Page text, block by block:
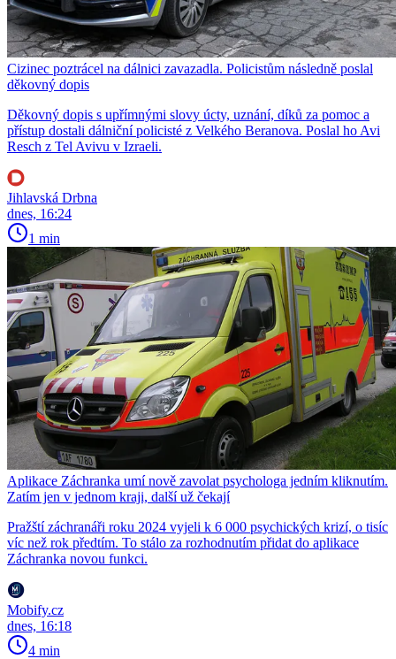
Cizinec poztrácel na dálnici zavazadla. Policistům následně poslal
děkovný dopis
Děkovný dopis s upřímnými slovy úcty, uznání, díků za pomoc a
přístup dostali dálniční policisté z Velkého Beranova. Poslal ho Avi
Resch z Tel Avivu v Izraeli.
Jihlavská Drbna
dnes, 16:24
1 min
Aplikace Záchranka umí nově zavolat psychologa jedním kliknutím.
Zatím jen v jednom kraji, další už čekají
Pražští záchranáři roku 2024 vyjeli k 6 000 psychických krizí, o tisíc
víc než rok předtím. To stálo za rozhodnutím přidat do aplikace
Záchranka novou funkci.
Mobify.cz
dnes, 16:18
4 min